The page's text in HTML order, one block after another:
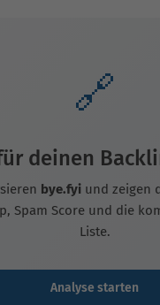
🔗
deinen
bye.fyi und zeigen
Spam Score und die
Liste.
Analyse starten